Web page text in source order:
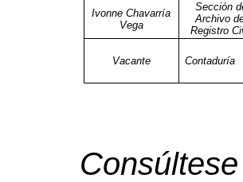
Ivonne Chavarría
Vega
Sección
Archivo
Registro
Vacante Contaduría